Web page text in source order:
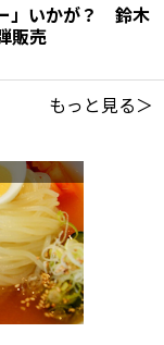
」いかが？ 鈴木
販売
もっと見る＞